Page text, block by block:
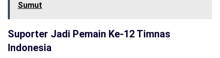
Sumut
Suporter Jadi Pemain Ke-12 Timnas
Indonesia